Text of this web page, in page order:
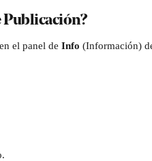
Publicación?
el panel de Info (Información)